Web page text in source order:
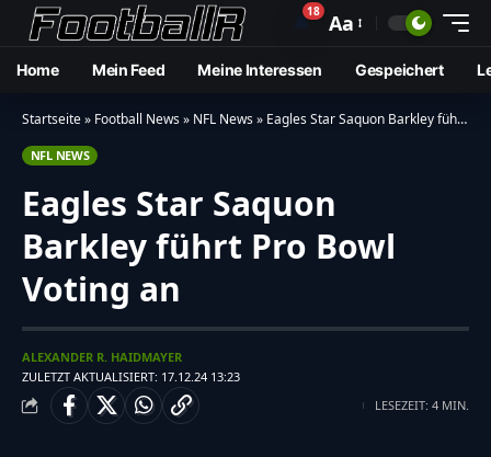
🔔18 Aa
Home Mein Feed Meine Interessen Gespeichert
Startseite» Football News» NFL News» Eagles Star Saquon Barkley führt Pro Bowl Voting an
NFL NEWS
Eagles Star Saquon
Barkley führt Pro Bowl
Voting an
ZULETZT AKTUALISIERT: 17.12.24 13:23
ALEXANDER R. HAIDMAYER
LESEZEIT: 4 MIN.